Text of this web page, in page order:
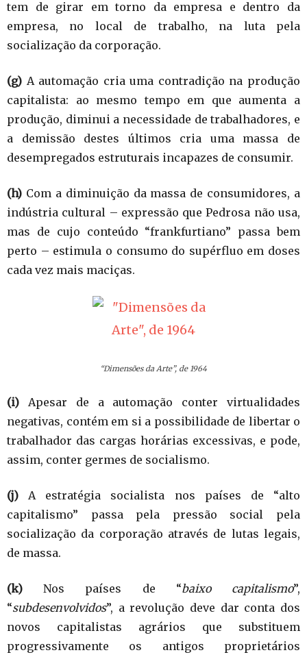
tem de girar em torno da empresa e dentro da
empresa, no local de trabalho, na luta pela
socialização da corporação.
(g) A automação cria uma contradição na produção
capitalista: ao mesmo tempo em que aumenta a
produção, diminui a necessidade de trabalhadores, e
a demissão destes últimos cria uma massa de
desempregados estruturais incapazes de consumir.
(h) Com a diminuição da massa de consumidores, a
indústria cultural – expressão que Pedrosa não usa,
mas de cujo conteúdo “frankfurtiano” passa bem
perto – estimula o consumo do supérfluo em doses
cada vez mais maciças.
“Dimensões da Arte”, de 1964
(i) Apesar de a automação conter virtualidades
negativas, contém em si a possibilidade de libertar o
trabalhador das cargas horárias excessivas, e pode,
assim, conter germes de socialismo.
(j) A estratégia socialista nos países de “alto
capitalismo” passa pela pressão social pela
socialização da corporação através de lutas legais,
de massa.
(k)Nos países de “baixo capitalismo”,
“subdesenvolvidos”, a revolução deve dar conta dos
novos capitalistas agrários que substituem
progressivamente os antigos proprietários